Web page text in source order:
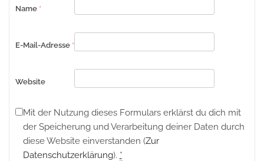
Name *
E-Mail-Adresse *
Website
Mit der Nutzung dieses Formulars erklärst du dich mit
der Speicherung und Verarbeitung deiner Daten durch
diese Website einverstanden (Zur
Datenschutzerklärung). *